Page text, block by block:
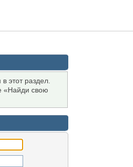
этот раздел.
«Найди свою